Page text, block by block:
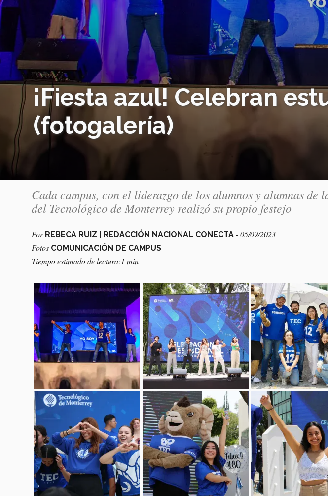
¡Fiesta azul! Celebran
(fotogalería)
Cada campus, con el liderazgo de los alumnos y alumnas de
del Tecnológico de Monterrey realizó su propio festejo
Por REBECA RUIZ | REDACCIÓN NACIONAL CONECTA - 05/09/2023
Fotos COMUNICACIÓN DE CAMPUS
Tiempo estimado de lectura:1 min